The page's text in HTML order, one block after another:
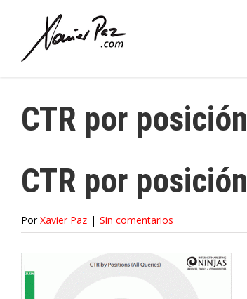
contenido
CTR por posición
CTR por posición
PorXavier Paz | Sin comentarios